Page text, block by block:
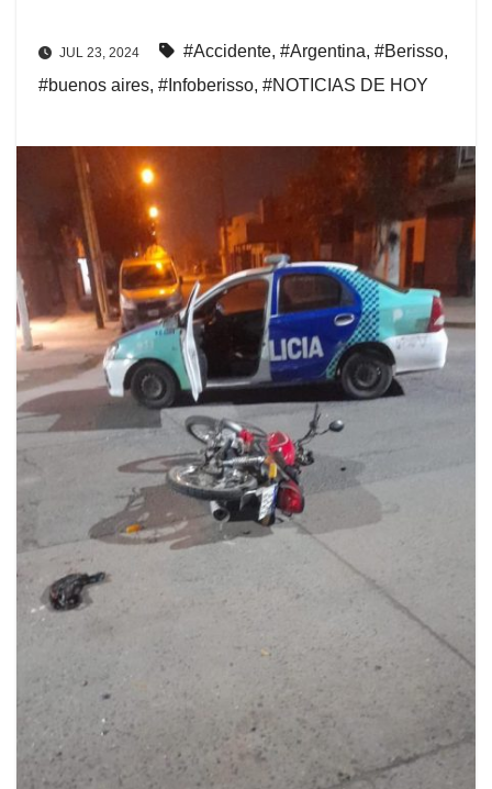
JUL 23, 2024 #Accidente, #Argentina, #Berisso,
#buenos aires, #Infoberisso, #NOTICIAS DE HOY